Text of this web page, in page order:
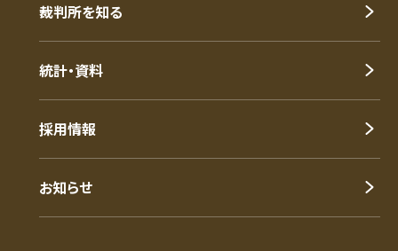
裁判所を知る
統計・資料
採用情報
お知らせ